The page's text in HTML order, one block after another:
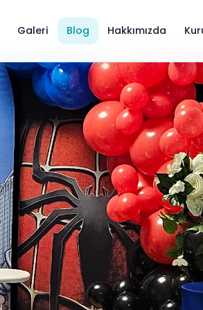
Galeri Blog Hakkımızda